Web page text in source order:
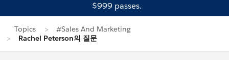
$999 passes.
Topics
#Sales And Marketing
Rachel Peterson의 질문